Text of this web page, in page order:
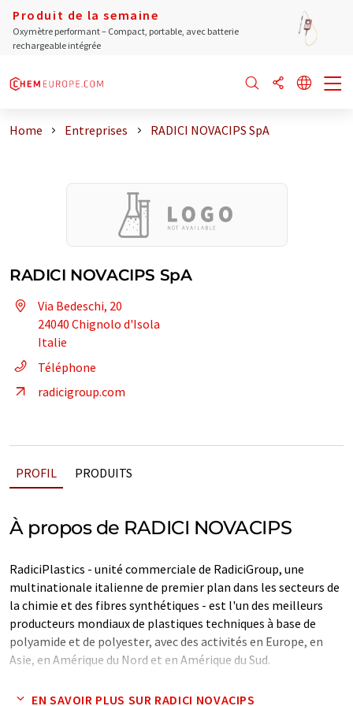
Produit de la semaine
Oxymètre performant – Compact, portable, avec batterie
rechargeable intégrée
Home Entreprises RADICI NOVACIPS SpA
RADICI NOVACIPS SpA
Via Bedeschi, 20
24040 Chignolo d'Isola
Italie
Téléphone
radicigroup.com
PROFIL PRODUITS
À propos de RADICI NOVACIPS
RadiciPlastics - unité commerciale de RadiciGroup, une
multinationale italienne de premier plan dans les secteurs de
la chimie et des fibres synthétiques - est l'un des meilleurs
producteurs mondiaux de plastiques techniques à base de
polyamide et de polyester, avec des activités en Europe, en
Asie, en Amérique du Nord et en Amérique du Sud.
Note: Cet article a été traduit à l'aide d'un système
EN SAVOIR PLUS SUR RADICI NOVACIPS